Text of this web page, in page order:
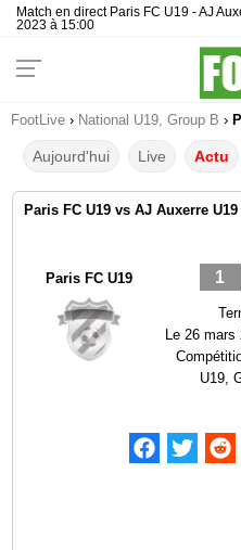
Match en direct Paris FC U19 - AJ
2023 à 15:00
FootLive › National U19, Group B ›
Aujourd'hui Live Actu
Paris FC U19 vs AJ Auxerre U19
Paris FC U19 1
Le 26 mars
U19,